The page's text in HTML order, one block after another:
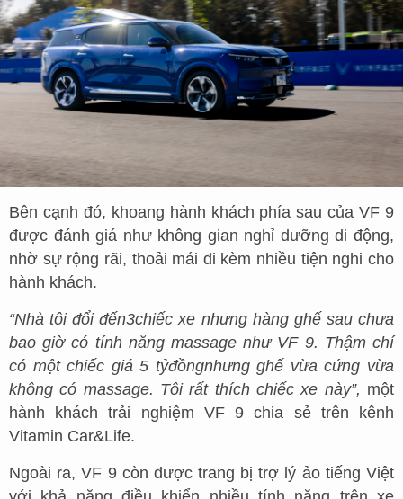
Bên cạnh đó, khoang hành khách phía sau của VF 9
được đánh giá như không gian nghỉ dưỡng di động,
nhờ sự rộng rãi, thoải mái đi kèm nhiều tiện nghi cho
hành khách.
“Nhà tôi đổi đến3chiếc xe nhưng hàng ghế sau chưa
bao giờ có tính năng massage như VF 9. Thậm chí
có một chiếc giá 5 tỷđồngnhưng ghế vừa cứng vừa
không có massage. Tôi rất thích chiếc xe này”, một
hành khách trải nghiệm VF 9 chia sẻ trên kênh
Vitamin Car&Life.
Ngoài ra, VF 9 còn được trang bị trợ lý ảo tiếng Việt